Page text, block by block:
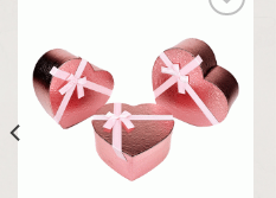
Dodaj
u
listu
želja